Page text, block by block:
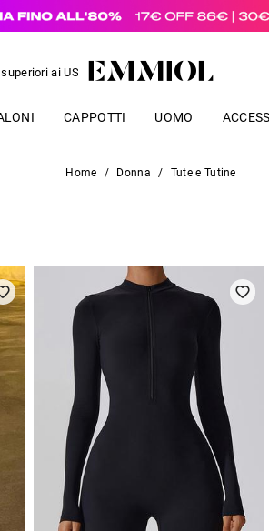
aiUS$ 69.00
CAPPOTTI UOMO
Home / Donna / Tute e Tutine